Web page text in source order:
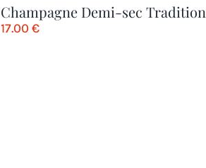
Champagne Demi-sec Tradition
17.00 €